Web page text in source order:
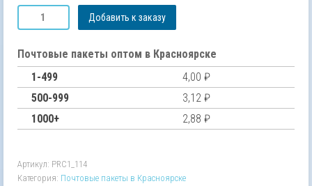
Количество
товара
почтовый
пакет
"Отправление
классом"
Добавить к заказу
Почтовые пакеты оптом в Красноярске
1-499
4,00 ₽
500-999
3,12 ₽
1000+
2,88 ₽
Артикул: PRC1_114
Категория: Почтовые пакеты в Красноярске